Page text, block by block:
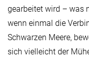
gearbeitet wird – was
wenn einmal die
Schwarzen Meere,
sich vielleicht der